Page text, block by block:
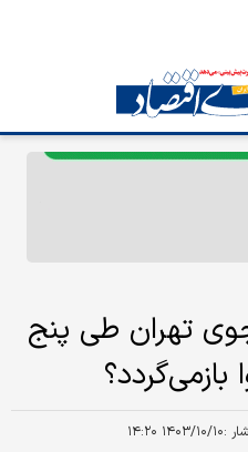
تهران طی پنج
بازمی‌گردد؟
:۱۴۰۳/۱۰/۱۰ ۱۴:۲۰